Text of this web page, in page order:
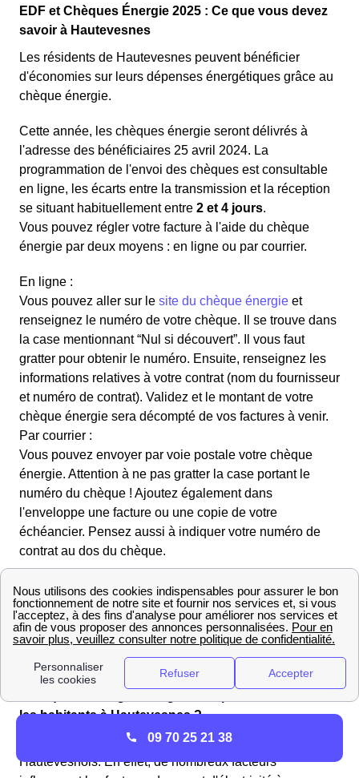
EDF et Chèques Énergie 2025 : Ce que vous devez
savoir à Hautevesnes
Les résidents de Hautevesnes peuvent bénéficier
d'économies sur leurs dépenses énergétiques grâce au
chèque énergie.
Cette année, les chèques énergie seront délivrés à
l'adresse des bénéficiaires 25 avril 2024. La
programmation de l'envoi des chèques est consultable
en ligne, les écarts entre la transmission et la réception
se situant habituellement entre 2 et 4 jours.
Vous pouvez régler votre facture à l'aide du chèque
énergie par deux moyens : en ligne ou par courrier.
En ligne :
Vous pouvez aller sur le site du chèque énergie et
renseignez le numéro de votre chèque. Il se trouve dans
la case mentionnant “Nul si découvert”. Il vous faut
gratter pour obtenir le numéro. Ensuite, renseignez les
informations relatives à votre contrat (nom du fournisseur
et numéro de contrat). Validez et le montant de votre
chèque énergie sera décompté de vos factures à venir.
Par courrier :
Vous pouvez envoyer par voie postale votre chèque
énergie. Attention à ne pas gratter la case portant le
numéro du chèque ! Ajoutez également dans
l'enveloppe une facture ou une copie de votre
échéancier. Pensez aussi à indiquer votre numéro de
contrat au dos du chèque.
les habitants à Hautevesnes ?
Il y a une différence entre les coûts énergétiques des
Hautevesnois. En effet, de nombreux facteurs
09 70 25 21 38